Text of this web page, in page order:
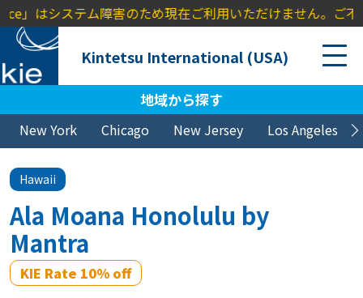
システム障害のため現在ご利用いただけません。ご不便を
Kintetsu International (USA)
地域から探す
New York Chicago New Jersey Los Angeles
Hawaii
Ala Moana Honolulu by
Mantra
KIE Rate 10% off